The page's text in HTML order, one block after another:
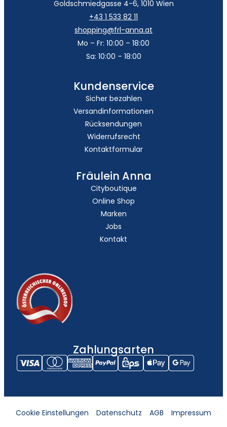
Goldschmiedgasse 4-6, 1010 Wien
+43 1 533 82 11
shopping@frl-anna.at
Mo – Fr: 10:00 – 18:00
Sa: 10:00 – 18:00
Kundenservice
Sicher bezahlen
Versandinformationen
Rücksendungen
Widerrufsrecht
Kontaktformular
Fräulein Anna
Cityboutique
Online Shop
Marken
Jobs
Kontakt
Zahlungsarten
Cookie Einstellungen Datenschutz AGB Impressum